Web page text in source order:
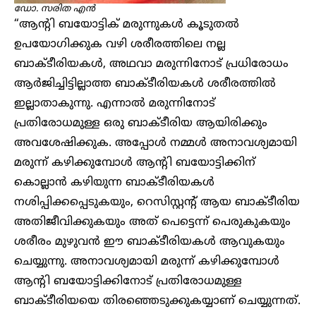
ഡോ. സരിത എൻ
“ആന്റി ബയോട്ടിക് മരുന്നുകൾ കൂടുതൽ
ഉപയോഗിക്കുക വഴി ശരീരത്തിലെ നല്ല
ബാക്ടീരിയകൾ, അഥവാ മരുന്നിനോട് പ്രധിരോധം
ആർജിച്ചിട്ടില്ലാത്ത ബാക്ടീരിയകൾ ശരീരത്തിൽ
ഇല്ലാതാകുന്നു. എന്നാൽ മരുന്നിനോട്
പ്രതിരോധമുള്ള ഒരു ബാക്ടീരിയ ആയിരിക്കും
അവശേഷിക്കുക. അപ്പോൾ നമ്മൾ അനാവശ്യമായി
മരുന്ന് കഴിക്കുമ്പോൾ ആന്റി ബയോട്ടിക്കിന്
കൊല്ലാൻ കഴിയുന്ന ബാക്ടീരിയകൾ
നശിപ്പിക്കപ്പെടുകയും, റെസിസ്റ്റന്റ് ആയ ബാക്ടീരിയ
അതിജീവിക്കുകയും അത് പെട്ടെന്ന് പെരുകുകയും
ശരീരം മുഴുവൻ ഈ ബാക്ടീരിയകൾ ആവുകയും
ചെയ്യുന്നു. അനാവശ്യമായി മരുന്ന് കഴിക്കുമ്പോൾ
ആന്റി ബയോട്ടിക്കിനോട് പ്രതിരോധമുള്ള
ബാക്ടീരിയയെ തിരഞ്ഞെടുക്കുകയ്യാണ് ചെയ്യുന്നത്.